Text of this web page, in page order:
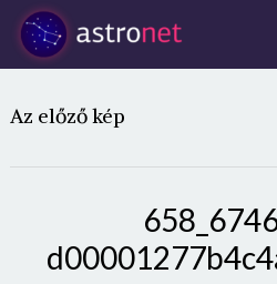
Az előző kép